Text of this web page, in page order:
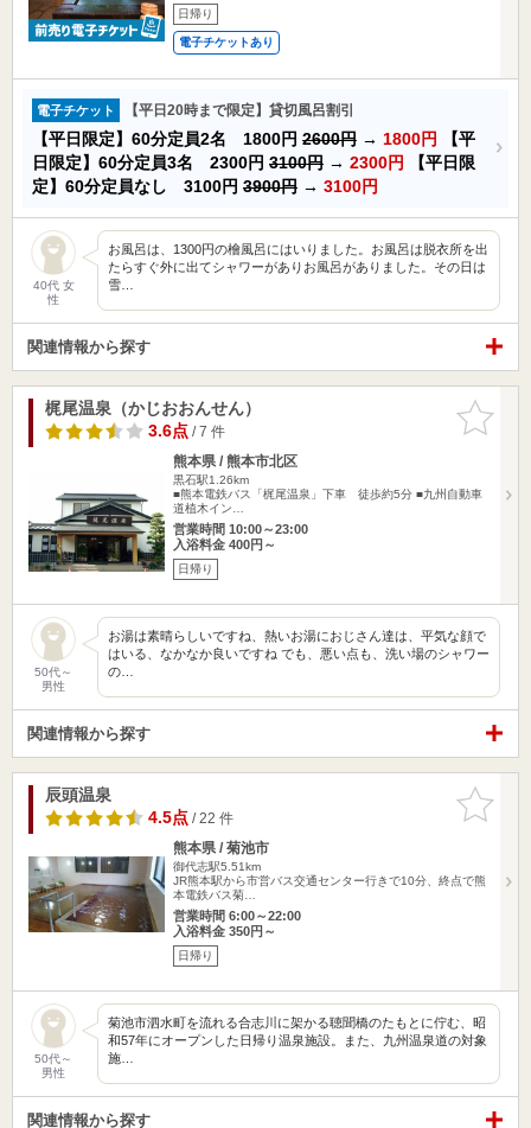
日帰り
電子チケットあり
電子チケット 【平日20時まで限定】貸切風呂割引
【平日限定】60分定員2名 1800円 2600円 → 1800円
【平
日限定】60分定員3名 2300円 3100円 → 2300円
【平日限
定】60分定員なし 3100円 3900円 → 3100円
40代 女
性
お風呂は、1300円の檜風呂にはいりました。お風呂は脱衣所を出
たらすぐ外に出てシャワーがありお風呂がありました。その日は
雪…
関連情報から探す
お気に入
りに追加
梶尾温泉（かじおおんせん）
3.6点/ 7 件
熊本県 / 熊本市北区
黒石駅1.26km
■熊本電鉄バス「梶尾温泉」下車 徒歩約5分 ■九州自動車
道植木イン…
営業時間 10:00～23:00
入浴料金 400円～
日帰り
50代～
男性
お湯は素晴らしいですね、熱いお湯におじさん達は、平気な顔で
はいる、なかなか良いですね でも、悪い点も、洗い場のシャワー
の…
関連情報から探す
お気に入
りに追加
辰頭温泉
4.5点/ 22 件
熊本県 / 菊池市
御代志駅5.51km
JR熊本駅から市営バス交通センター行きで10分、終点で熊
本電鉄バス菊…
営業時間 6:00～22:00
入浴料金 350円～
日帰り
50代～
男性
菊池市泗水町を流れる合志川に架かる聴聞橋のたもとに佇む、昭
和57年にオープンした日帰り温泉施設。また、九州温泉道の対象
施…
関連情報から探す